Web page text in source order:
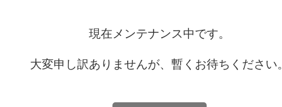
現在メンテナンス中です。
大変申し訳ありませんが、暫くお待ちください。